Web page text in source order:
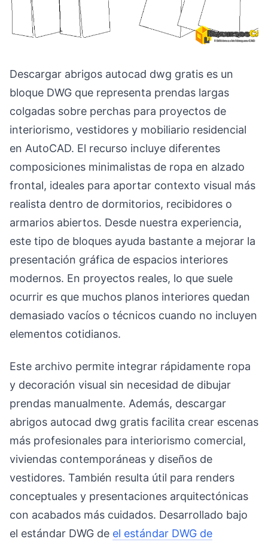
Descargar abrigos autocad dwg gratis es un
bloque DWG que representa prendas largas
colgadas sobre perchas para proyectos de
interiorismo, vestidores y mobiliario residencial
en AutoCAD. El recurso incluye diferentes
composiciones minimalistas de ropa en alzado
frontal, ideales para aportar contexto visual más
realista dentro de dormitorios, recibidores o
armarios abiertos. Desde nuestra experiencia,
este tipo de bloques ayuda bastante a mejorar la
presentación gráfica de espacios interiores
modernos. En proyectos reales, lo que suele
ocurrir es que muchos planos interiores quedan
demasiado vacíos o técnicos cuando no incluyen
elementos cotidianos.
Este archivo permite integrar rápidamente ropa
y decoración visual sin necesidad de dibujar
prendas manualmente. Además, descargar
abrigos autocad dwg gratis facilita crear escenas
más profesionales para interiorismo comercial,
viviendas contemporáneas y diseños de
vestidores. También resulta útil para renders
conceptuales y presentaciones arquitectónicas
con acabados más cuidados. Desarrollado bajo
el estándar DWG de el estándar DWG de